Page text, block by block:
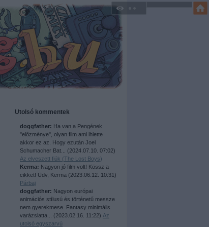
Utolsó kommentek
doggfather: Ha van a Pengének
"előzménye", olyan film ami ihlette
akkor ez az. Hogy ezután Joel
Schumacher Bat... (2024.07.10. 07:02)
Az elveszett fiúk (The Lost Boys)
Kerma: Nagyon jó film volt! Kössz a
cikket! Üdv, Kerma (2023.06.12. 10:31)
Párbaj
doggfather: Nagyon európai
animációs stílusú és történetű messze
nem gyerekmese. Fantasy minimális
varázslatta... (2023.02.16. 11:22) Az
utolsó egyszarvú